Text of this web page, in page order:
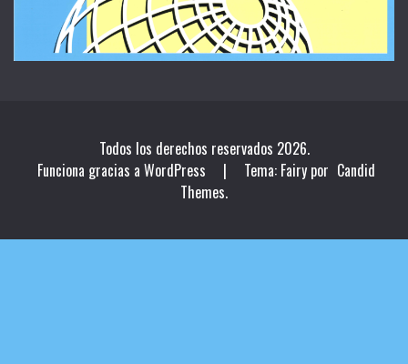
Todos los derechos reservados 2026.
Funciona gracias a WordPress
| Tema: Fairy por Candid
Themes.